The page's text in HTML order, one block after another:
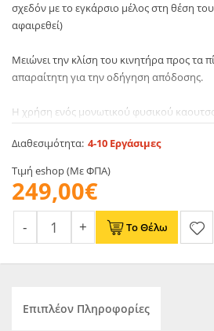
σχεδόν με το εγκάρσιο μέλος στη θέση
αφαιρεθεί)
Μειώνει την κλίση του κινητήρα προς τα
απαραίτητη για την οδήγηση απόδοσης.
Η χρήση ενός μονωτικού φυσικού
σε σχέση με τις κατώτερες βάσεις
Παρέχεται ως σύνολο, αντικαθιστά τους
OEM 1K0199868A (επάνω) και 1K0199867A
Διαθεσιμότητα: 4-10 Εργάσιμες
Τιμή eshop (Με ΦΠΑ)
249,00€
Το Θέλω
Επιπλέον Πληροφορίες